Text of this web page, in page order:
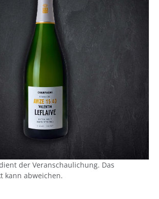
der Veranschaulichung. Das
kann abweichen.